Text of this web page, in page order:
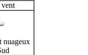
vent
nuageux